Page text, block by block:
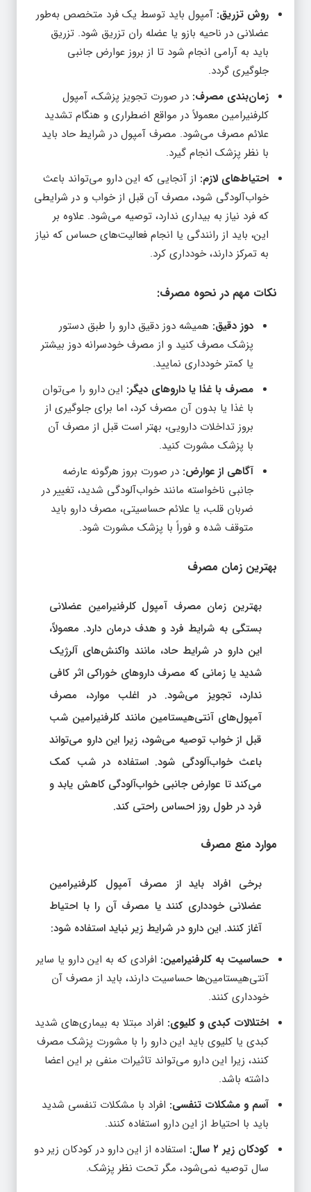
عضلانی در ناحیه بازو یا عضله ران تزریق شود. تزریق
باید به آرامی انجام شود تا از بروز عوارض جانبی
جلوگیری گردد.
زمان‌بندی مصرف:
کلرفنیرامین معمولاً در مواقع اضطراری و هنگام تشدید
علائم مصرف می‌شود. مصرف آمپول در شرایط حاد باید
با نظر پزشک انجام گیرد.
احتیاط‌های لازم:از آنجایی که این دارو می‌تواند باعث
خواب‌آلودگی شود، مصرف آن قبل از خواب و در شرایطی
که فرد نیاز به بیداری ندارد، توصیه می‌شود. علاوه بر
این، باید از رانندگی یا انجام فعالیت‌های حساس که نیاز
به تمرکز دارند، خودداری کرد.
پزشک مصرف کنید و از مصرف خودسرانه دوز بیشتر
یا کمتر خودداری نمایید.
مصرف با غذا یا داروهای دیگر:
با غذا یا بدون آن مصرف کرد، اما برای جلوگیری از
بروز تداخلات دارویی، بهتر است قبل از مصرف آن
با پزشک مشورت کنید.
آگاهی از عوارض: در صورت بروز هرگونه عارضه
جانبی ناخواسته مانند خواب‌آلودگی شدید، تغییر در
ضربان قلب، یا علائم حساسیتی، مصرف دارو باید
متوقف شده و فوراً با پزشک مشورت شود.
بستگی به شرایط فرد و هدف درمان دارد. معمولاً،
این دارو در شرایط حاد، مانند واکنش‌های آلرژیک
شدید یا زمانی که مصرف داروهای خوراکی اثر کافی
ندارد، تجویز می‌شود. در اغلب موارد، مصرف
آمپول‌های آنتی‌هیستامین مانند کلرفنیرامین شب
قبل از خواب توصیه می‌شود، زیرا این دارو می‌تواند
باعث خواب‌آلودگی شود. استفاده در شب کمک
می‌کند تا عوارض جانبی خواب‌آلودگی کاهش یابد و
فرد در طول روز احساس راحتی کند.
عضلانی خودداری کنند یا مصرف آن را با احتیاط
آغاز کنند. این دارو در شرایط زیر نباید استفاده شود:
آنتی‌هیستامین‌ها حساسیت دارند، باید از مصرف آن
خودداری کنند.
اختلالات کبدی و کلیوی:
کبدی یا کلیوی باید این دارو را با مشورت پزشک مصرف
کنند، زیرا این دارو می‌تواند تاثیرات منفی بر این اعضا
داشته باشد.
آسم و مشکلات تنفسی:
باید با احتیاط از این دارو استفاده کنند.
کودکان زیر ۲ سال:
استفاده از این دارو در کودکان زیر دو
سال توصیه نمی‌شود، مگر تحت نظر پزشک.